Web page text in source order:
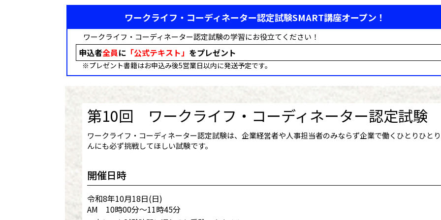
ワークライフ・コーディネーター認定試験SMART講座オープン！
ワークライフ・コーディネーター認定試験の学習にお役立てください！
申込者全員に「公式テキスト」 をプレゼント
※プレゼント書籍はお申込み後5営業日以内に発送予定です。
第10回 ワークライフ・コーディネーター認定試験
ワークライフ・コーディネーター認定試験は、企業経営者や人事担当者のみならず企業で働くひとりひと
んにも必ず挑戦してほしい試験です。
開催日時
令和8年10月18日(日)
AM 10時00分～11時45分